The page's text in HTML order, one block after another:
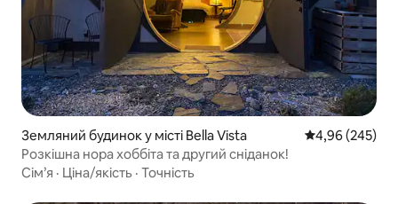
Земляний будинок у місті Bella Vista Середня
4,96 (245)
Розкішна нора хоббіта та другий сніданок!
Сім’я · Ціна/якість · Точність